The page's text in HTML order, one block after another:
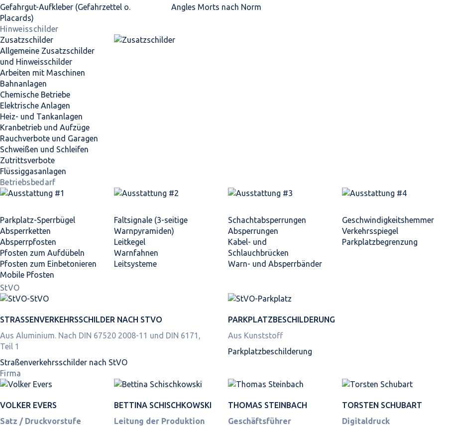
Gefahrgut-Aufkleber (Gefahrzettel o.
Placards)
Angles Morts nach Norm
Hinweisschilder
Zusatzschilder
Allgemeine Zusatzschilder
und Hinweisschilder
Arbeiten mit Maschinen
Bahnanlagen
Chemische Betriebe
Elektrische Anlagen
Heiz- und Tankanlagen
Kranbetrieb und Aufzüge
Rauchverbote und Garagen
Schweißen und Schleifen
Zutrittsverbote
Flüssiggasanlagen
Betriebsbedarf
Parkplatz-Sperrbügel
Absperrketten
Absperrpfosten
Pfosten zum Aufdübeln
Pfosten zum Einbetonieren
Mobile Pfosten
Faltsignale (3-seitige
Warnpyramiden)
Leitkegel
Warnfahnen
Leitsysteme
Schacht­absperrungen
Absperrungen
Kabel- und
Schlauchbrücken
Warn- und Absperrbänder
Geschwindigkeits­hemmer
Verkehrsspiegel
Parkplatz­begrenzung
StVO
STRASSEN­VERKEHRS­SCHILDER NACH STVO
Aus Aluminium. Nach DIN 67520 2008-11 und DIN 6171,
Teil 1
Straßen­verkehrs­schilder nach StVO
PARKPLATZ­BESCHILDERUNG
Aus Kunststoff
Parkplatz­beschilderung
Firma
VOLKER EVERS
Satz / Druckvorstufe
BETTINA SCHISCHKOWSKI
Leitung der Produktion
THOMAS STEINBACH
Geschäftsführer
TORSTEN SCHUBART
Digitaldruck